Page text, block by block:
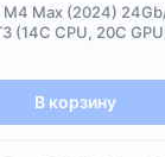
M4 Max (2024)
(14C CPU, 20C
В корзину